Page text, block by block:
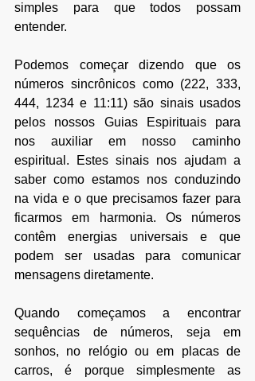
simples para que todos possam
entender.
Podemos começar dizendo que os
números sincrônicos como (222, 333,
444, 1234 e 11:11) são sinais usados
pelos nossos Guias Espirituais para
nos auxiliar em nosso caminho
espiritual. Estes sinais nos ajudam a
saber como estamos nos conduzindo
na vida e o que precisamos fazer para
ficarmos em harmonia. Os números
contêm energias universais e que
podem ser usadas para comunicar
mensagens diretamente.
Quando começamos a encontrar
sequências de números, seja em
sonhos, no relógio ou em placas de
carros, é porque simplesmente as